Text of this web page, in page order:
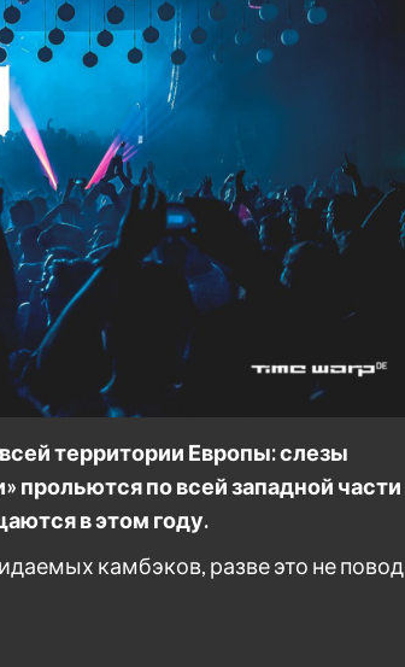
территории Европы: слезы
прольются по всей западной части
в этом году.
камбэков, разве это не повод